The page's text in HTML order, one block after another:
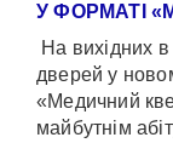
У ФОРМАТІ
На вихідних
дверей у
«Медичний
майбутнім